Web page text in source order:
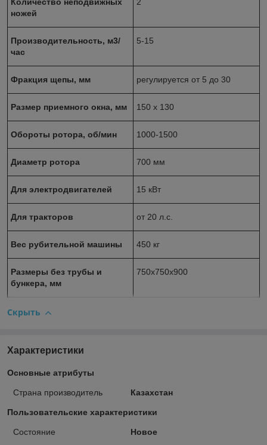
ножей
Производительность, м3/
час
5-15
Фракция щепы, мм регулируется от 5 до 30
Размер приемного окна, мм 150 х 130
Обороты ротора, об/мин 1000-1500
Диаметр ротора 700 мм
Для электродвигателей 15 кВт
Для тракторов от 20 л.с.
Вес рубительной машины 450 кг
Размеры без трубы и
бункера, мм
750х750х900
Скрыть
Характеристики
Основные атрибуты
Страна производитель Казахстан
Пользовательские характеристики
Состояние Новое